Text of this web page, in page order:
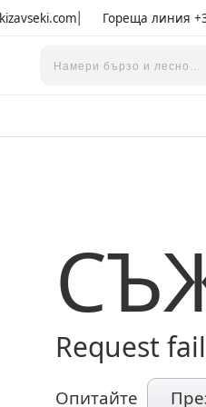
Гореща линия
Request
Опитайте